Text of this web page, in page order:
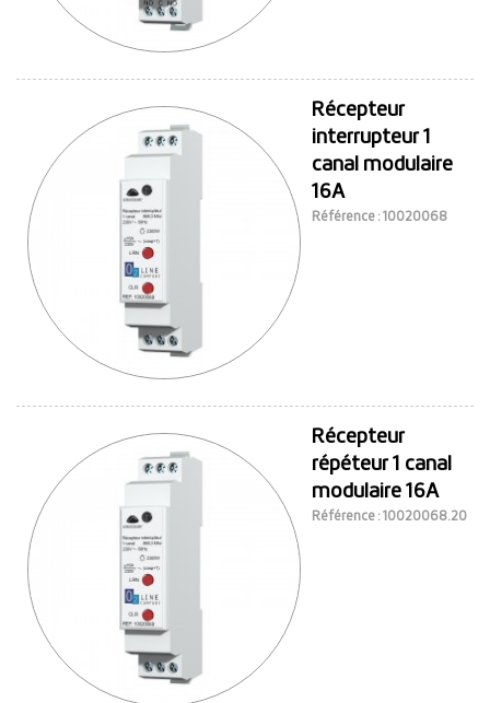
Récepteur
interrupteur 1
canal modulaire
16A
Référence : 10020068
Récepteur
répéteur 1 canal
modulaire 16A
Référence : 10020068.20